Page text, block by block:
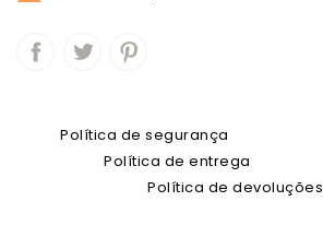
Política de segurança
Política de entrega
Política de devoluções